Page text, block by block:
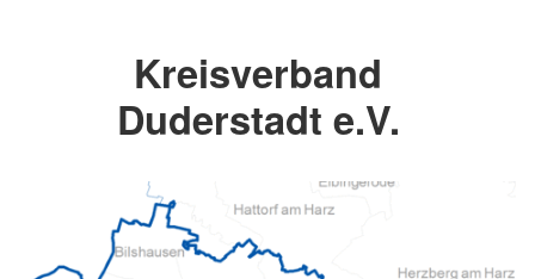
Kreisverband
Duderstadt e.V.